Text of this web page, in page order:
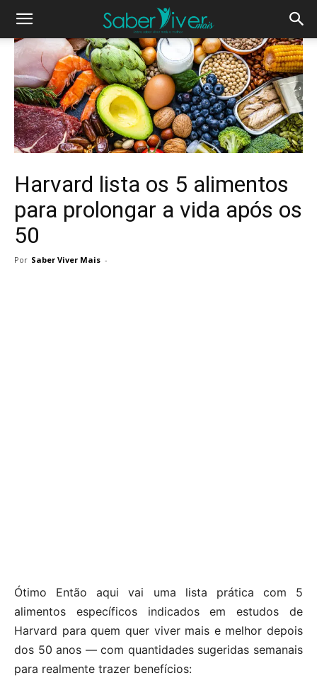
Harvard lista os 5 alimentos
para prolongar a vida após os
50
Por Saber Viver Mais -
Ótimo Então aqui vai uma lista prática com 5
alimentos específicos indicados em estudos de
Harvard para quem quer viver mais e melhor depois
dos 50 anos — com quantidades sugeridas semanais
para realmente trazer benefícios: